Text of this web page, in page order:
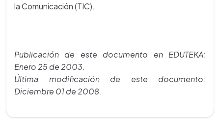
la Comunicación (TIC).
Publicación de este documento en EDUTEKA:
Enero 25 de 2003.
Última modificación de este documento:
Diciembre 01 de 2008.